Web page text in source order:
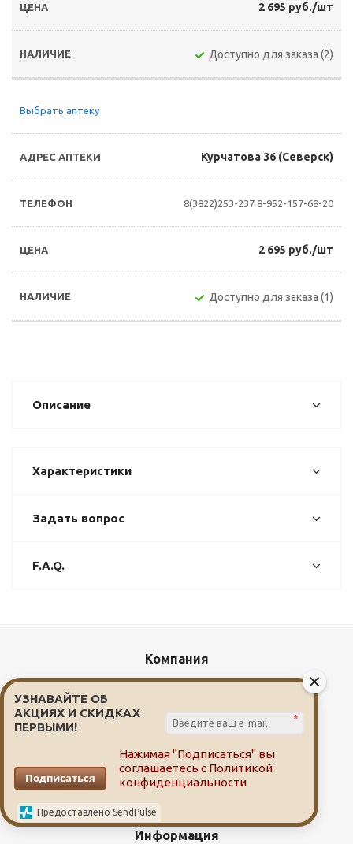
2 695 руб./шт
Доступно для заказа (2)
Выбрать аптеку
Курчатова 36 (Северск)
8(3822)253-237 8-952-157-68-20
2 695 руб./шт
Доступно для заказа (1)
Описание
Характеристики
Задать вопрос
F.A.Q.
Компания
Новости
Сотрудники
Вакансии
Адреса аптек
Информация
УЗНАВАЙТЕ ОБ
АКЦИЯХ И СКИДКАХ
ПЕРВЫМИ!
*
Подписаться
Нажимая "Подписаться" вы
соглашаетесь с Политикой
конфиденциальности
Предоставлено SendPulse